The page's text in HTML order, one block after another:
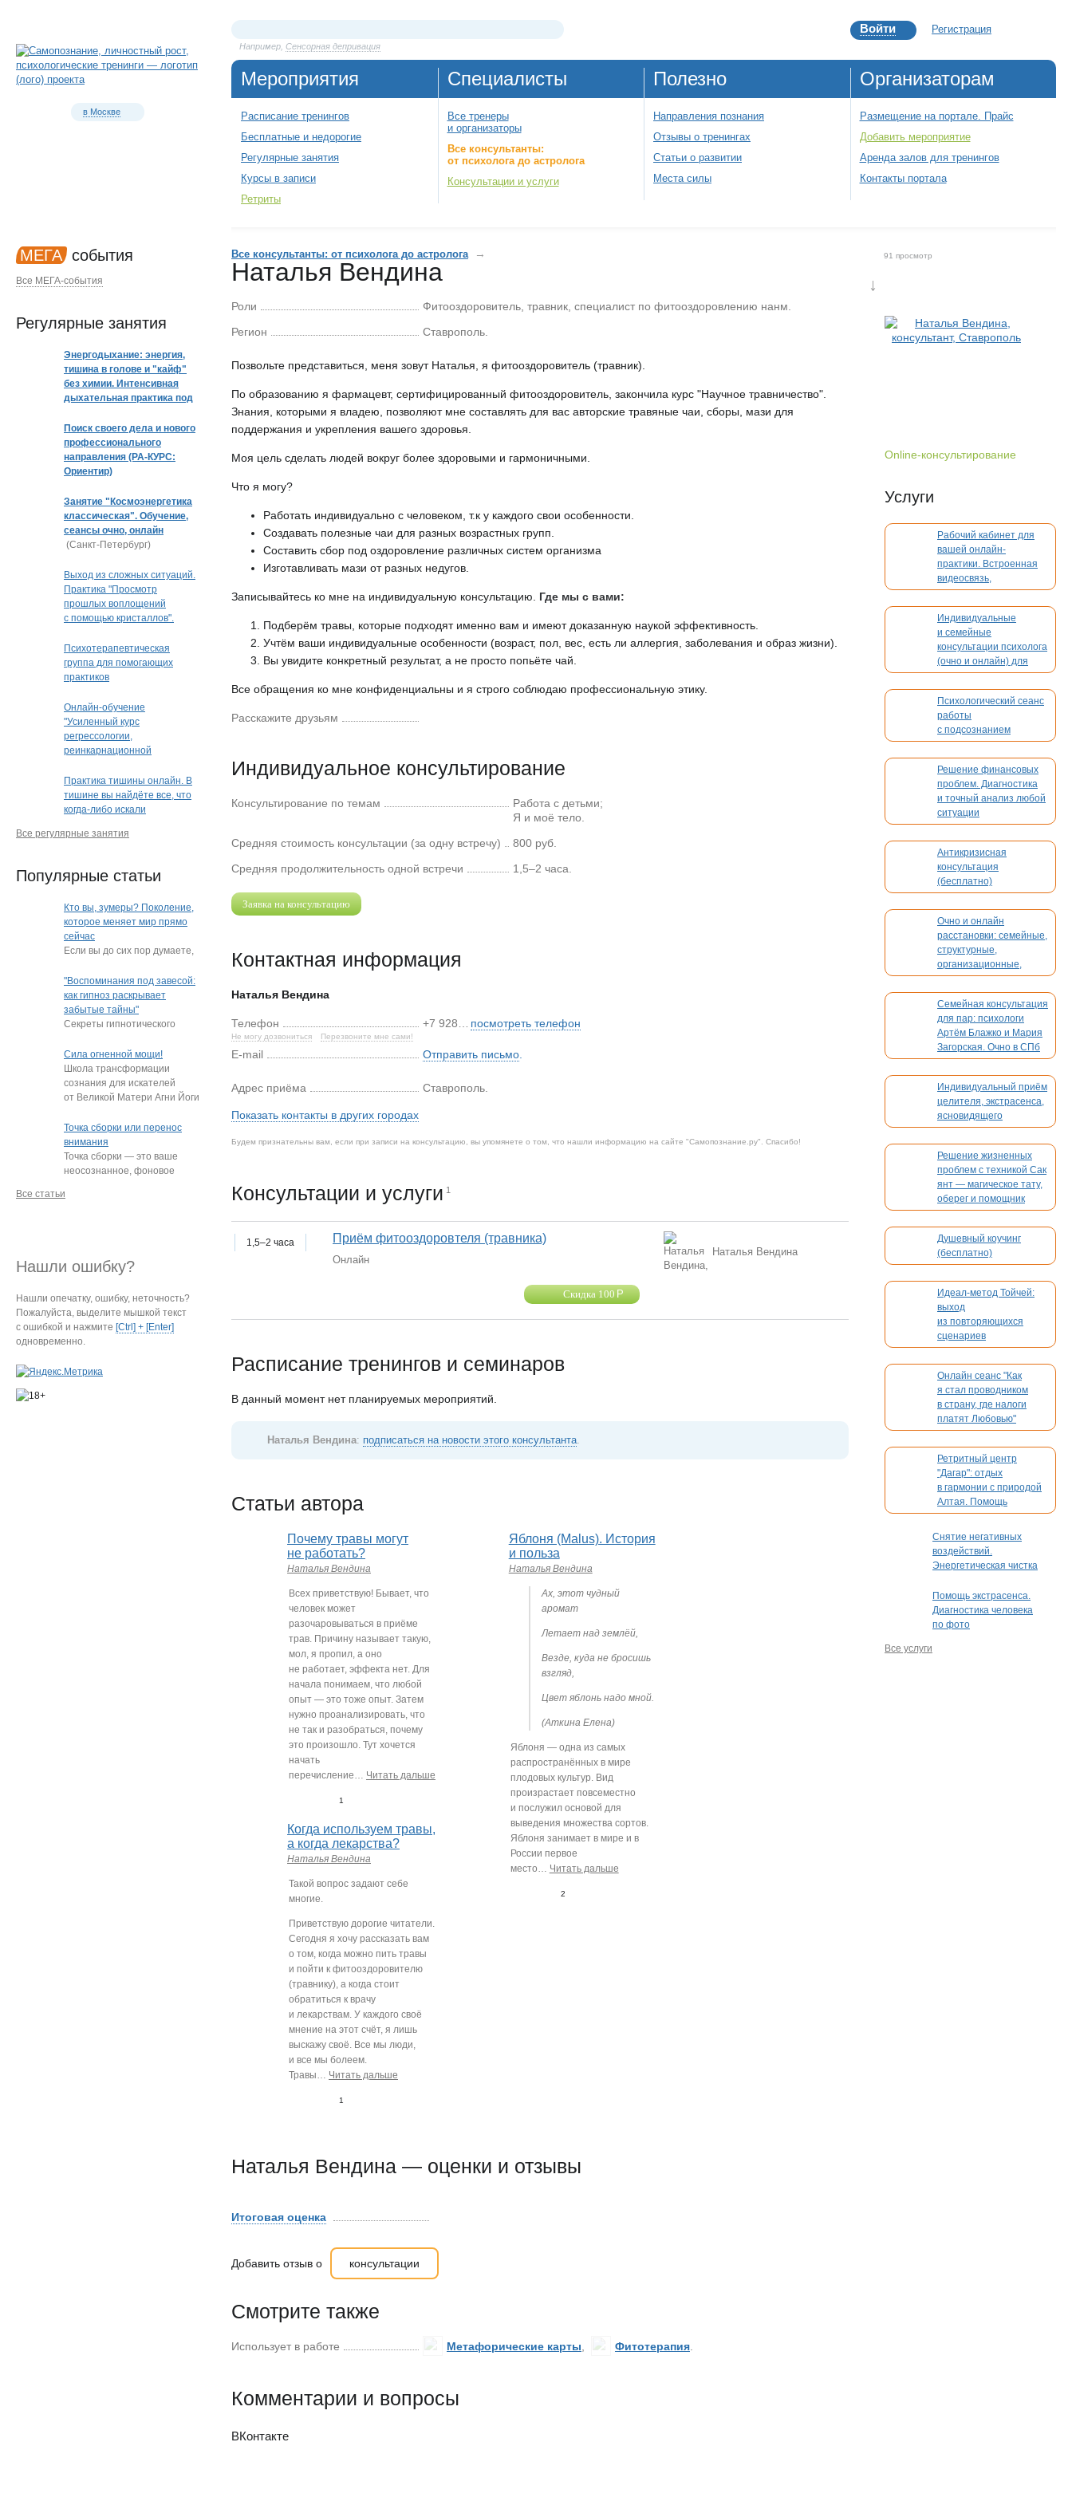
в Москве
Например, Сенсорная депривация
Войти Регистрация
Мероприятия
Расписание тренингов
Бесплатные и недорогие
Регулярные занятия
Курсы в записи
Ретриты
Специалисты
Все тренеры
и организаторы
Все консультанты:
от психолога до астролога
Консультации и услуги
Полезно
Направления познания
Отзывы о тренингах
Статьи о развитии
Места силы
Организаторам
Размещение на портале. Прайс
Добавить мероприятие
Аренда залов для тренингов
Контакты портала
↓
Online-консультирование
Услуги
Рабочий кабинет для
вашей онлайн-
практики. Встроенная
видеосвязь,
бронирование,
платежи. Без
конкуренции
Индивидуальные
и семейные
консультации психолога
(очно и онлайн) для
взрослых и детей
Психологический сеанс
работы
с подсознанием
Решение финансовых
проблем. Диагностика
и точный анализ любой
ситуации
Антикризисная
консультация
(бесплатно)
Очно и онлайн
расстановки: семейные,
структурные,
организационные,
духовные, кармические
Семейная консультация
для пар: психологи
Артём Блажко и Мария
Загорская. Очно в СПб
и онлайн
Индивидуальный приём
целителя, экстрасенса,
ясновидящего
Решение жизненных
проблем с техникой Сак
янт — магическое тату,
оберег и помощник
Душевный коучинг
(бесплатно)
Идеал-метод Тойчей:
выход
из повторяющихся
сценариев
Онлайн сеанс "Как
я стал проводником
в страну, где налоги
платят Любовью"
Ретритный центр
"Дагар": отдых
в гармонии с природой
Алтая. Помощь
в организации вашего
мероприятия
Снятие негативных
воздействий.
Энергетическая чистка
Помощь экстрасенса.
Диагностика человека
по фото
Все услуги
Все консультанты: от психолога до астролога →
Наталья Вендина
91 просмотр
Роли
Фитооздоровитель, травник, специалист по фитооздоровлению нанм.
Регион
Ставрополь.
Позвольте представиться, меня зовут Наталья, я фитооздоровитель (травник).
По образованию я фармацевт, сертифицированный фитооздоровитель, закончила курс "Научное травничество".
Знания, которыми я владею, позволяют мне составлять для вас авторские травяные чаи, сборы, мази для
поддержания и укрепления вашего здоровья.
Моя цель сделать людей вокруг более здоровыми и гармоничными.
Что я могу?
Работать индивидуально с человеком, т.к у каждого свои особенности.
Создавать полезные чаи для разных возрастных групп.
Составить сбор под оздоровление различных систем организма
Изготавливать мази от разных недугов.
Записывайтесь ко мне на индивидуальную консультацию. Где мы с вами:
Подберём травы, которые подходят именно вам и имеют доказанную наукой эффективность.
Учтём ваши индивидуальные особенности (возраст, пол, вес, есть ли аллергия, заболевания и образ жизни).
Вы увидите конкретный результат, а не просто попьёте чай.
Все обращения ко мне конфиденциальны и я строго соблюдаю профессиональную этику.
Расскажите друзьям
Индивидуальное консультирование
Консультирование по темам
Работа с детьми;
Я и моё тело.
Средняя стоимость консультации (за одну встречу)
800 руб.
Средняя продолжительность одной встречи
1,5–2 часа.
Заявка на консультацию
Контактная информация
Наталья Вендина
Телефон
Не могу дозвониться Перезвоните мне сами!
+7 928… посмотреть телефон
E-mail Отправить письмо.
Адрес приёма Ставрополь.
Показать контакты в других городах
Будем признательны вам, если при записи на консультацию, вы упомянете о том, что нашли информацию на сайте "Самопознание.ру". Спасибо!
Консультации и услуги 1
1,5–2 часа Приём фитооздоровтеля (травника)
Онлайн
Скидка 100Р
Наталья Вендина
Расписание тренингов и семинаров
В данный момент нет планируемых мероприятий.
Наталья Вендина: подписаться на новости этого консультанта.
Статьи автора
Почему травы могут
не работать?
Наталья Вендина
Всех приветствую! Бывает, что
человек может
разочаровываться в приёме
трав. Причину называет такую,
мол, я пропил, а оно
не работает, эффекта нет. Для
начала понимаем, что любой
опыт — это тоже опыт. Затем
нужно проанализировать, что
не так и разобраться, почему
это произошло. Тут хочется
начать
перечисление… Читать дальше
1
Когда используем травы,
а когда лекарства?
Наталья Вендина
Такой вопрос задают себе
многие.
Приветствую дорогие читатели.
Сегодня я хочу рассказать вам
о том, когда можно пить травы
и пойти к фитооздоровителю
(травнику), а когда стоит
обратиться к врачу
и лекарствам. У каждого своё
мнение на этот счёт, я лишь
выскажу своё. Все мы люди,
и все мы болеем.
Травы… Читать дальше
1
Яблоня (Malus). История
и польза
Наталья Вендина
Ах, этот чудный
аромат
Летает над землёй,
Везде, куда не бросишь
взгляд,
Цвет яблонь надо мной.
(Аткина Елена)
Яблоня — одна из самых
распространённых в мире
плодовых культур. Вид
произрастает повсеместно
и послужил основой для
выведения множества сортов.
Яблоня занимает в мире и в
России первое
место… Читать дальше
2
Наталья Вендина — оценки и отзывы
Итоговая оценка
Добавить отзыв о консультации
Смотрите также
Использует в работе Метафорические карты, Фитотерапия.
Комментарии и вопросы
ВКонтакте
МЕГА события
Все МЕГА-события
Регулярные занятия
Энергодыхание: энергия,
тишина в голове и "кайф"
без химии. Интенсивная
дыхательная практика под
Поиск своего дела и нового
профессионального
направления (РА-КУРС:
Ориентир)
Занятие "Космоэнергетика
классическая". Обучение,
сеансы очно, онлайн
(Санкт-Петербург)
Выход из сложных ситуаций.
Практика "Просмотр
прошлых воплощений
с помощью кристаллов".
(очно или дистанционно)
(Краснодар)
Психотерапевтическая
группа для помогающих
практиков
Онлайн-обучение
"Усиленный курс
регрессологии,
реинкарнационной
Практика тишины онлайн. В
тишине вы найдёте все, что
когда-либо искали
Все регулярные занятия
Популярные статьи
Кто вы, зумеры? Поколение,
которое меняет мир прямо
сейчас
Если вы до сих пор думаете,
"подростки, которые
постоянно …
"Воспоминания под завесой:
как гипноз раскрывает
забытые тайны"
Секреты гипнотического
Нередко под гипнозом люди
извлекают из глубин…
Сила огненной мощи!
Школа трансформации
сознания для искателей
от Великой Матери Агни Йоги
Точка сборки или перенос
внимания
Точка сборки — это ваше
неосознанное, фоновое
на определённый
Все статьи
Нашли ошибку?
Нашли опечатку, ошибку, неточность?
Пожалуйста, выделите мышкой текст
с ошибкой и нажмите [Ctrl] + [Enter]
одновременно.